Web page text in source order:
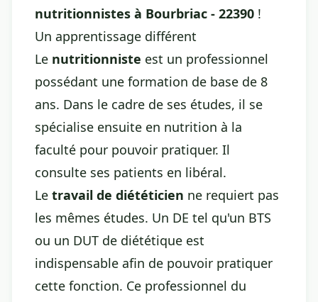
nutritionnistes à Bourbriac - 22390 !
Un apprentissage différent
Le nutritionniste est un professionnel
possédant une formation de base de 8
ans. Dans le cadre de ses études, il se
spécialise ensuite en nutrition à la
faculté pour pouvoir pratiquer. Il
consulte ses patients en libéral.
Le travail de diététicien ne requiert pas
les mêmes études. Un DE tel qu'un BTS
ou un DUT de diététique est
indispensable afin de pouvoir pratiquer
cette fonction. Ce professionnel du